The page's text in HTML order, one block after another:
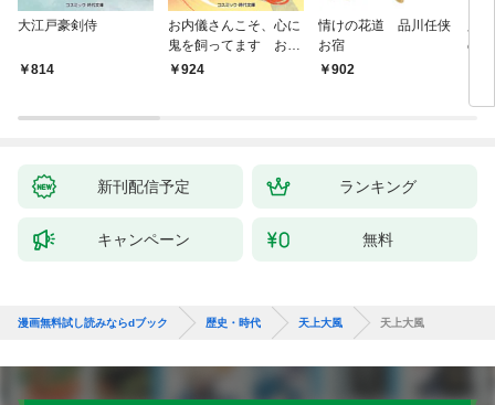
大江戸豪剣侍
814
お内儀さんこそ、心に
鬼を飼ってます おけ
いの戯作手帖
924
情けの花道 品川任侠
お宿
902
の
新刊配信予定 ランキング
キャンペーン 無料
漫画無料試し読みならdブック 歴史・時代 天上大風 天上大風